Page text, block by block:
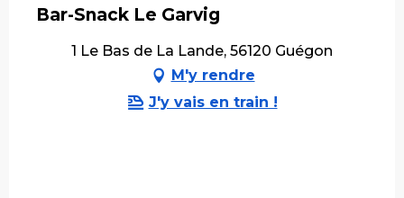
Bar-Snack Le Garvig
1 Le Bas de La Lande, 56120 Guégon
M'y rendre
J'y vais en train !